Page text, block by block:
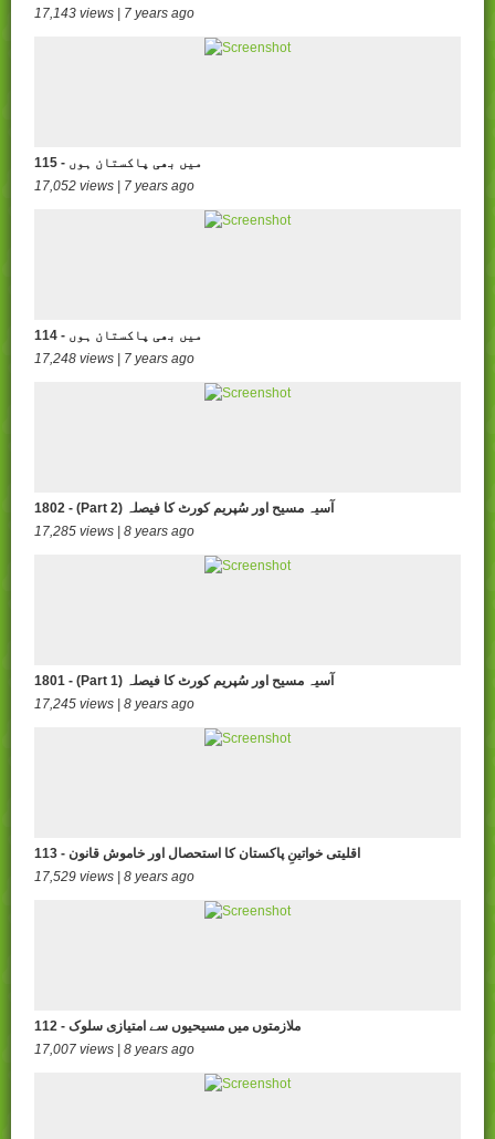
17,143 views | 7 years ago
115 - میں بھی پاکستان ہوں
17,052 views | 7 years ago
114 - میں بھی پاکستان ہوں
17,248 views | 7 years ago
1802 - (Part 2) آسیہ مسیح اور سُپریم کورٹ کا فیصلہ
17,285 views | 8 years ago
1801 - (Part 1) آسیہ مسیح اور سُپریم کورٹ کا فیصلہ
17,245 views | 8 years ago
113 - اقلیتی خواتینِ پاکستان کا استحصال اور خاموش قانون
17,529 views | 8 years ago
112 - ملازمتوں میں مسیحیوں سے امتیازی سلوک
17,007 views | 8 years ago